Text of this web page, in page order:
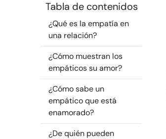
Tabla de contenidos
¿Qué es la empatía en
una relación?
¿Cómo muestran los
empáticos su amor?
¿Cómo sabe un
empático que está
enamorado?
¿De quién pueden